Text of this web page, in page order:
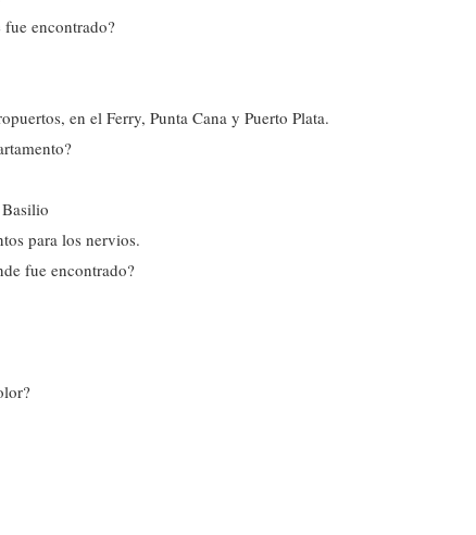
encontrado?
en el Ferry, Punta Cana y Puerto Plata.
para los nervios.
fue encontrado?